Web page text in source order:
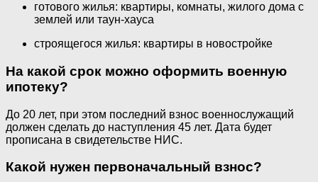
готового жилья: квартиры, комнаты, жилого дома с
землей или таун-хауса
строящегося жилья: квартиры в новостройке
На какой срок можно оформить военную
ипотеку?
До 20 лет, при этом последний взнос военнослужащий
должен сделать до наступления 45 лет. Дата будет
прописана в свидетельстве НИС.
Какой нужен первоначальный взнос?